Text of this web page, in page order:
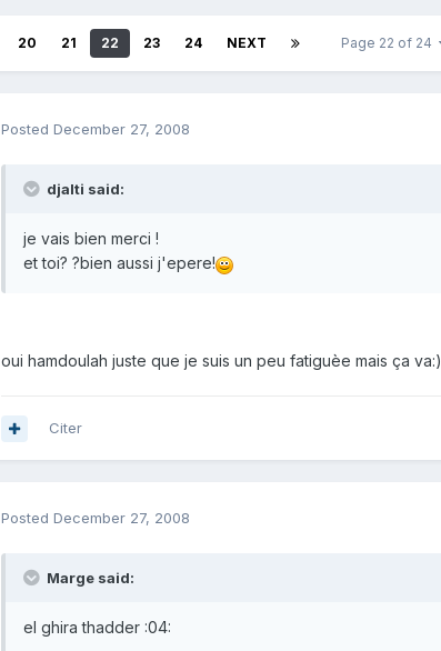
20 21 22 23 24 NEXT Page 22 of 24
Posted December 27, 2008
djalti said:
je vais bien merci !
et toi? ?bien aussi j'epere!
oui hamdoulah juste que je suis un peu fatiguèe mais ça va:)
Citer
Posted December 27, 2008
Marge said:
el ghira thadder :04: